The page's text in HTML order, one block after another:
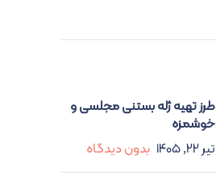
طرز تهیه ژله بستنی مجلسی و
خوشمزه
تیر ۲۲, ۱۴۰۵
بدون دیدگاه